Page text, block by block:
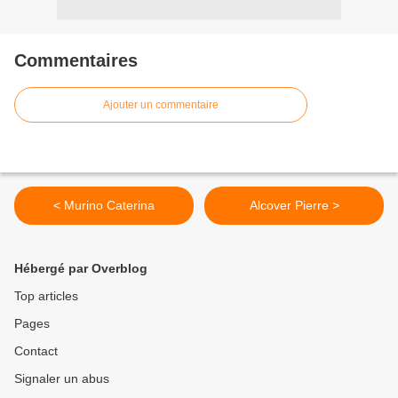
Commentaires
Ajouter un commentaire
< Murino Caterina Alcover Pierre >
Hébergé par Overblog
Top articles
Pages
Contact
Signaler un abus